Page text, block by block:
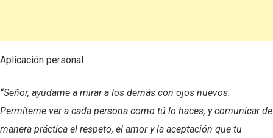
Aplicación personal
“Señor, ayúdame a mirar a los demás con ojos nuevos.
Permíteme ver a cada persona como tú lo haces, y comunicar de
manera práctica el respeto, el amor y la aceptación que tu